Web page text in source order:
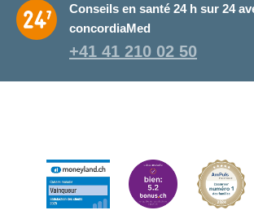
Conseils en santé 24 h sur 24
concordiaMed
+41 41 210 02 50